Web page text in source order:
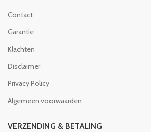
Contact
Garantie
Klachten
Disclaimer
Privacy Policy
Algemeen voorwaarden
VERZENDING & BETALING